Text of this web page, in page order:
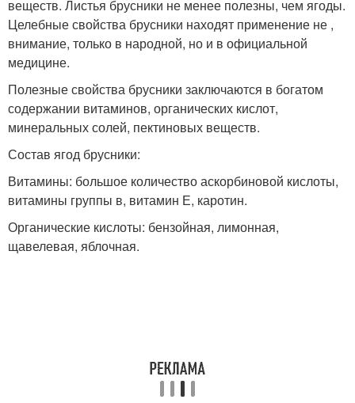
веществ. Листья брусники не менее полезны, чем ягоды.
Целебные свойства брусники находят применение не ,
внимание, только в народной, но и в официальной
медицине.
Полезные свойства брусники заключаются в богатом
содержании витаминов, органических кислот,
минеральных солей, пектиновых веществ.
Состав ягод брусники:
Витамины: большое количество аскорбиновой кислоты,
витамины группы в, витамин Е, каротин.
Органические кислоты: бензойная, лимонная,
щавелевая, яблочная.